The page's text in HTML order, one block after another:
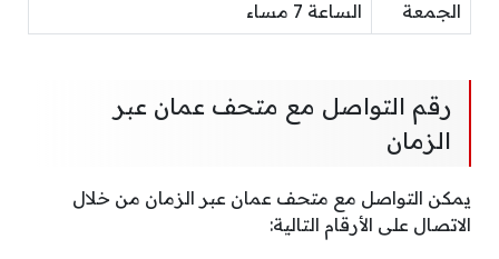
الجمعة الساعة 7 مساء
رقم التواصل مع متحف عمان عبر
الزمان
يمكن التواصل مع متحف عمان عبر الزمان من خلال
الاتصال على الأرقام التالية: